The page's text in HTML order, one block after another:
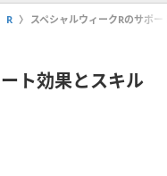
R スペシャルウィークRのサポ
ト効果とスキル